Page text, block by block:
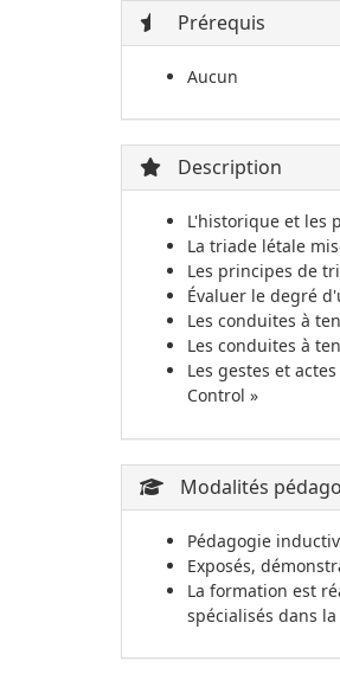
Prérequis
Aucun
Description
L'historique et les
La triade létale
Les principes de
Évaluer le degré
Les conduites à
Les conduites à
Les gestes et
Control »
Modalités
Pédagogie
Exposés,
La formation est
spécialisés dans